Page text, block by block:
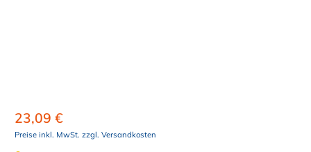
23,09 €
Preise inkl. MwSt. zzgl. Versandkosten